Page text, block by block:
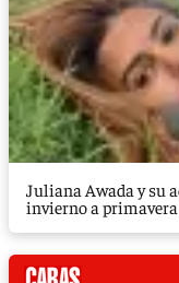
Juliana Awada y su
invierno a primavera